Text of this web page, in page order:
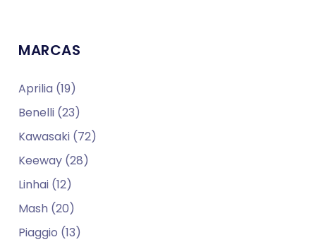
MARCAS
Aprilia (19)
Benelli (23)
Kawasaki (72)
Keeway (28)
Linhai (12)
Mash (20)
Piaggio (13)